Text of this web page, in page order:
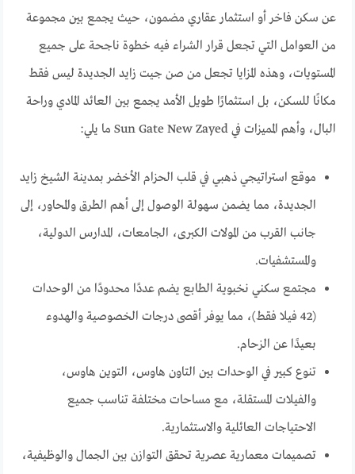
عن سكن فاخر أو استثمار عقاري مضمون، حيث يجمع بين مجموعة
من العوامل التي تجعل قرار الشراء فيه خطوة ناجحة على جميع
المستويات، وهذه المزايا تجعل من صن جيت زايد الجديدة ليس فقط
مكانًا للسكن، بل استثمارًا طويل الأمد يجمع بين العائد المادي وراحة
البال، وأهم المميزات في Sun Gate New Zayed ما يلي:
موقع استراتيجي ذهبي في قلب الحزام الأخضر بمدينة الشيخ زايد
الجديدة، مما يضمن سهولة الوصول إلى أهم الطرق والمحاور، إلى
جانب القرب من المولات الكبرى، الجامعات، المدارس الدولية،
والمستشفيات.
مجتمع سكني نخبوية الطابع يضم عددًا محدودًا من الوحدات
(42 فيلا فقط)، مما يوفر أقصى درجات الخصوصية والهدوء
بعيدًا عن الزحام.
تنوع كبير في الوحدات بين التاون هاوس، التوين هاوس،
والفيلات المستقلة، مع مساحات مختلفة تناسب جميع
الاحتياجات العائلية والاستثمارية.
تصميمات معمارية عصرية تحقق التوازن بين الجمال والوظيفية،